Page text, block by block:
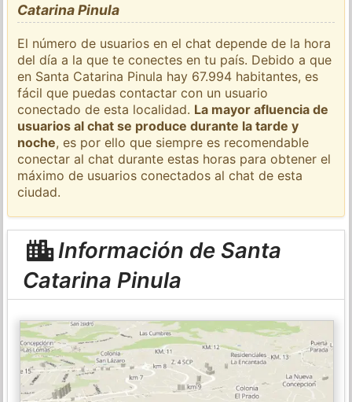
Catarina Pinula
El número de usuarios en el chat depende de la hora
del día a la que te conectes en tu país. Debido a que
en Santa Catarina Pinula hay 67.994 habitantes, es
fácil que puedas contactar con un usuario
conectado de esta localidad. La mayor afluencia de
usuarios al chat se produce durante la tarde y
noche, es por ello que siempre es recomendable
conectar al chat durante estas horas para obtener el
máximo de usuarios conectados al chat de esta
ciudad.
Información de Santa
Catarina Pinula